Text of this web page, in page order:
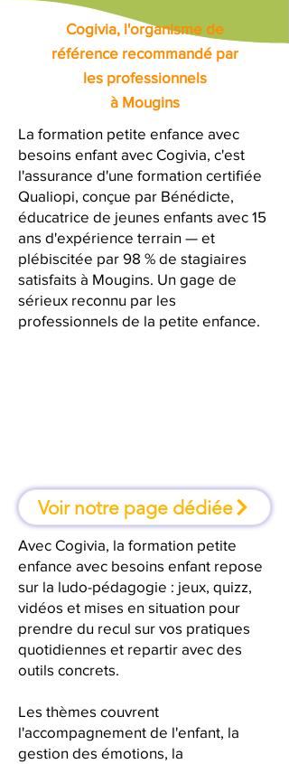
Cogivia, l'organisme de
référence recommandé par
les professionnels
à Mougins
La formation petite enfance avec
besoins enfant avec Cogivia, c'est
l'assurance d'une formation certifiée
Qualiopi, conçue par Bénédicte,
éducatrice de jeunes enfants avec 15
ans d'expérience terrain — et
plébiscitée par 98 % de stagiaires
satisfaits à Mougins. Un gage de
sérieux reconnu par les
professionnels de la petite enfance.
Voir notre page dédiée
Avec Cogivia, la formation petite
enfance avec besoins enfant repose
sur la ludo-pédagogie : jeux, quizz,
vidéos et mises en situation pour
prendre du recul sur vos pratiques
quotidiennes et repartir avec des
outils concrets.
Les thèmes couvrent
l'accompagnement de l'enfant, la
gestion des émotions, la